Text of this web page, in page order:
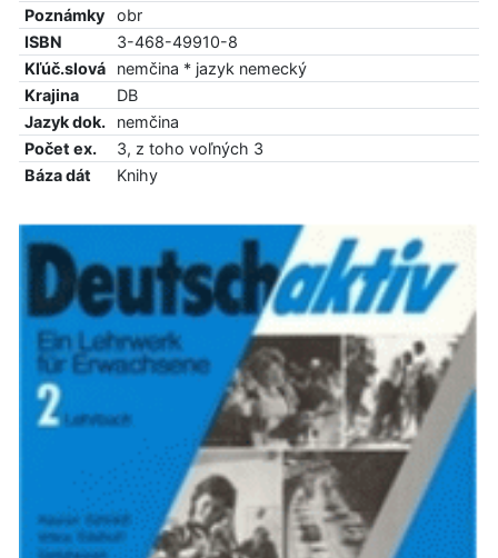
Poznámky
obr
ISBN
3-468-49910-8
Kľúč.slová
nemčina * jazyk nemecký
Krajina
DB
Jazyk dok.
nemčina
Počet ex.
3, z toho voľných 3
Báza dát
Knihy